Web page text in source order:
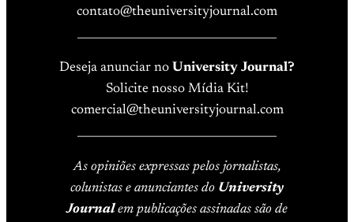
contato@theuniversityjournal.com
Deseja anunciar no University Journal?
Solicite nosso Mídia Kit!
comercial@theuniversityjournal.com
As opiniões expressas pelos jornalistas,
colunistas e anunciantes do University
Journalem publicações assinadas são de